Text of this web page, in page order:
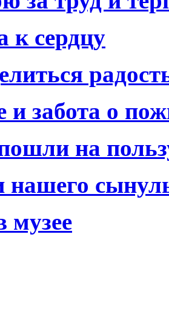
к сердцу
и забота о
на
нашего
музее